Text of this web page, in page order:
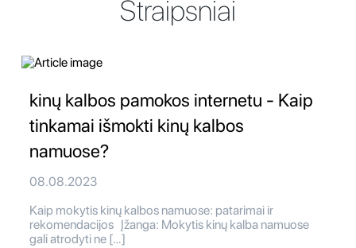
Straipsniai
kinų kalbos pamokos internetu - Kaip
tinkamai išmokti kinų kalbos
namuose?
08.08.2023
Kaip mokytis kinų kalbos namuose: patarimai ir
rekomendacijos Įžanga: Mokytis kinų kalba namuose
gali atrodyti ne […]